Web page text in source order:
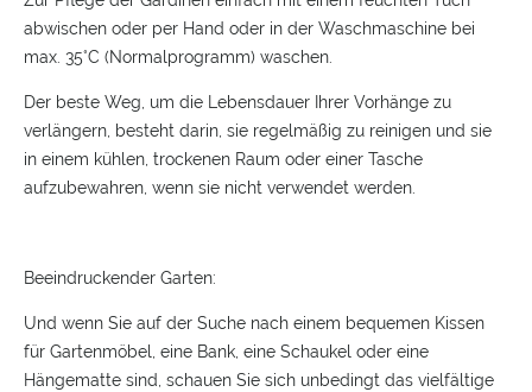
abwischen oder per Hand oder in der Waschmaschine bei
max. 35°C (Normalprogramm) waschen.
Der beste Weg, um die Lebensdauer Ihrer Vorhänge zu
verlängern, besteht darin, sie regelmäßig zu reinigen und sie
in einem kühlen, trockenen Raum oder einer Tasche
aufzubewahren, wenn sie nicht verwendet werden.
Beeindruckender Garten:
Und wenn Sie auf der Suche nach einem bequemen Kissen
für Gartenmöbel, eine Bank, eine Schaukel oder eine
Hängematte sind, schauen Sie sich unbedingt das vielfältige